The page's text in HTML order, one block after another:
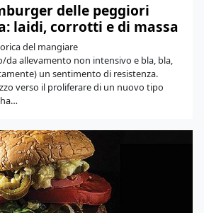
delle peggiori
laidi, corrotti e di massa
del mangiare
allevamento non intensivo e bla, bla,
un sentimento di resistenza.
verso il proliferare di un nuovo tipo